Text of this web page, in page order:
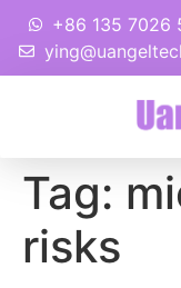
+86 135 7026
Tag:
risks